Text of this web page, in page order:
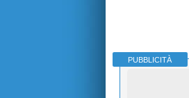
PUBBLICITÀ